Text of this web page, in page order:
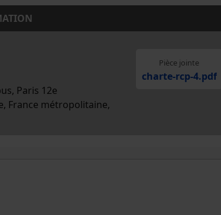
Pièce jointe
charte-rcp-4.pdf
Paris 12e
France métropolitaine,